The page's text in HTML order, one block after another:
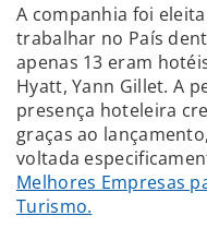
A companhia foi
trabalhar no País
apenas 13 eram
Hyatt, Yann Gillet. A
presença hoteleira
graças ao
voltada
Melhores Empresas
Turismo.